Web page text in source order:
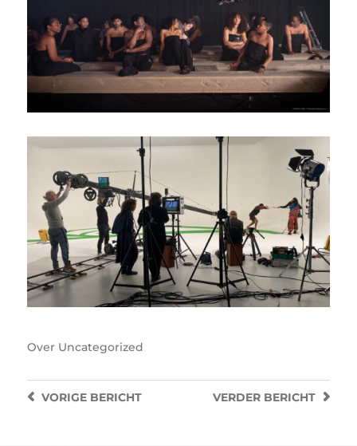
Over Uncategorized
VERDER BERICHT
VORIGEBERICHT